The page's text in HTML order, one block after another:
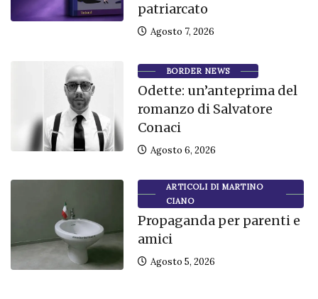
patriarcato
Agosto 7, 2026
BORDER NEWS
Odette: un’anteprima del
romanzo di Salvatore
Conaci
Agosto 6, 2026
ARTICOLI DI MARTINO
CIANO
Propaganda per parenti e
amici
Agosto 5, 2026